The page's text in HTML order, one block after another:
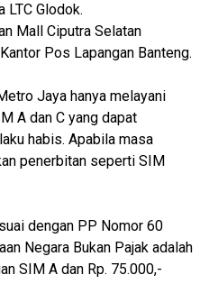
LTC Glodok.
Mall Ciputra Selatan
Pos Lapangan Banteng.
Jaya hanya melayani
A dan C yang dapat
habis. Apabila masa
penerbitan seperti SIM
dengan PP Nomor 60
Negara Bukan Pajak adalah
SIM A dan Rp. 75.000,-